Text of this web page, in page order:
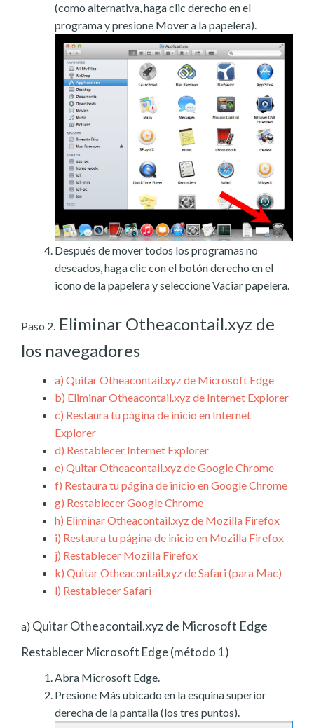
(como alternativa, haga clic derecho en el
programa y presione Mover a la papelera).
Después de mover todos los programas no
deseados, haga clic con el botón derecho en el
icono de la papelera y seleccione Vaciar papelera.
Paso 2. Eliminar Otheacontail.xyz de
los navegadores
a) Quitar Otheacontail.xyz de Microsoft Edge
b) Eliminar Otheacontail.xyz de Internet Explorer
c) Restaura tu página de inicio en Internet
Explorer
d) Restablecer Internet Explorer
e) Quitar Otheacontail.xyz de Google Chrome
f) Restaura tu página de inicio en Google Chrome
g) Restablecer Google Chrome
h) Eliminar Otheacontail.xyz de Mozilla Firefox
i) Restaura tu página de inicio en Mozilla Firefox
j) Restablecer Mozilla Firefox
k) Quitar Otheacontail.xyz de Safari (para Mac)
l) Restablecer Safari
a) Quitar Otheacontail.xyz de Microsoft Edge
Restablecer Microsoft Edge (método 1)
Abra Microsoft Edge.
Presione Más ubicado en la esquina superior
derecha de la pantalla (los tres puntos).